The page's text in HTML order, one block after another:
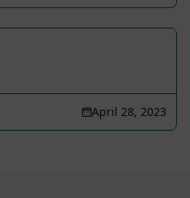
April 28, 2023